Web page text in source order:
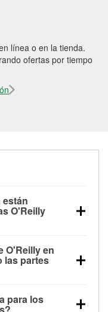
línea o en la tienda.
ofertas por tiempo
O'Reilly
alternador y
“Check Engine”
de
disponibles en
La tienda
O'Reilly en
las partes
en la
para los